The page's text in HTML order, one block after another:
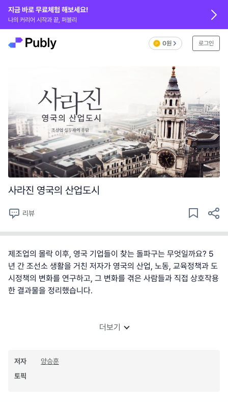
0원 로그인
지금 바로 무료체험 해보세요!
나의 커리어 시작과 끝, 퍼블리
사라진 영국의 산업도시
리뷰
제조업의 몰락 이후, 영국 기업들이 찾는 돌파구는 무엇일까요? 5
년 간 조선소 생활을 거친 저자가 영국의 산업, 노동, 교육정책과 도
시정책의 변화를 연구하고, 그 변화를 겪은 사람들과 직접 상호작용
한 결과물을 정리했습니다.
더보기
저자
양승훈
토픽